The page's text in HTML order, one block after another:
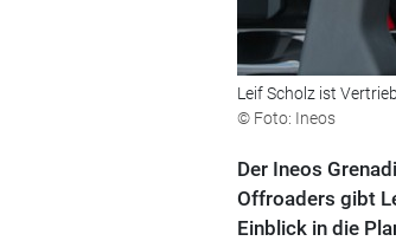
Leif Scholz ist
© Foto: Ineos
Der Ineos
Offroaders gibt
Einblick in die